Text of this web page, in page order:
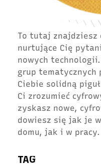
To tutaj znajdziesz
nurtujące Cię
nowych
grup
Ciebie solidną
Ci zrozumieć
zyskasz nowe,
dowiesz się jak je
domu, jak i w pracy.
TAG